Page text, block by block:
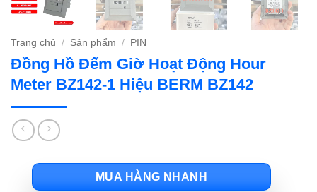
Trang chủ / Sản phẩm / PIN
Đồng Hồ Đếm Giờ Hoạt Động Hour
Meter BZ142-1 Hiệu BERM BZ142
MUA HÀNG NHANH